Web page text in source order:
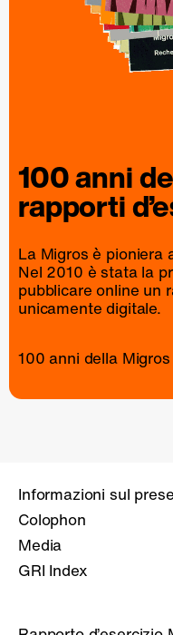
100 anni
rapporti
La Migros è pioniera
Nel 2010 è stata la
pubblicare online un
unicamente digitale.
100 anni della Migros
Informazioni sul
Colophon
Media
GRI Index